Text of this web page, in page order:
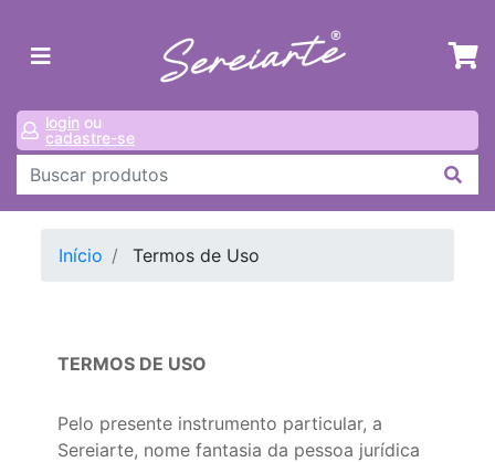
login ou
cadastre-se
Início Termos de Uso
TERMOS DE USO
Pelo presente instrumento particular, a
Sereiarte, nome fantasia da pessoa jurídica